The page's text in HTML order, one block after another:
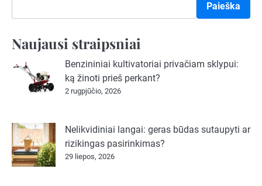
Paieška
Naujausi straipsniai
Benzininiai kultivatoriai privačiam sklypui:
ką žinoti prieš perkant?
2 rugpjūčio, 2026
Nelikvidiniai langai: geras būdas sutaupyti ar
rizikingas pasirinkimas?
29 liepos, 2026